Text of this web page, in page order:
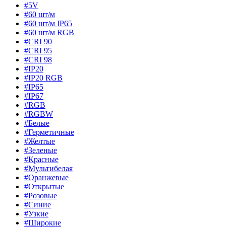
#5V
#60 шт/м
#60 шт/м IP65
#60 шт/м RGB
#CRI 90
#CRI 95
#CRI 98
#IP20
#IP20 RGB
#IP65
#IP67
#RGB
#RGBW
#Белые
#Герметичные
#Желтые
#Зеленые
#Красные
#Мультибелая
#Оранжевые
#Открытые
#Розовые
#Синие
#Узкие
#Широкие